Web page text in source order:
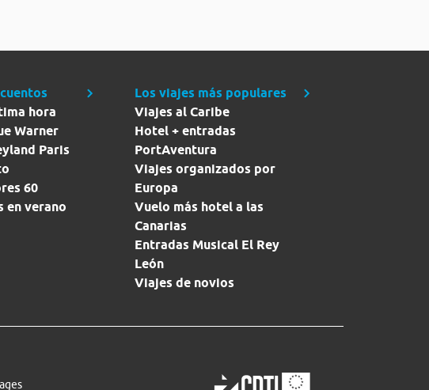
hora
Warner
Paris
60
en verano
Los viajes más populares
Viajes al Caribe
Hotel + entradas
PortAventura
Viajes organizados por
Europa
Vuelo más hotel a las
Canarias
Entradas Musical El Rey
León
Viajes de novios